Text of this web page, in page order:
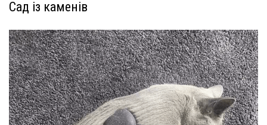
Сад із каменів